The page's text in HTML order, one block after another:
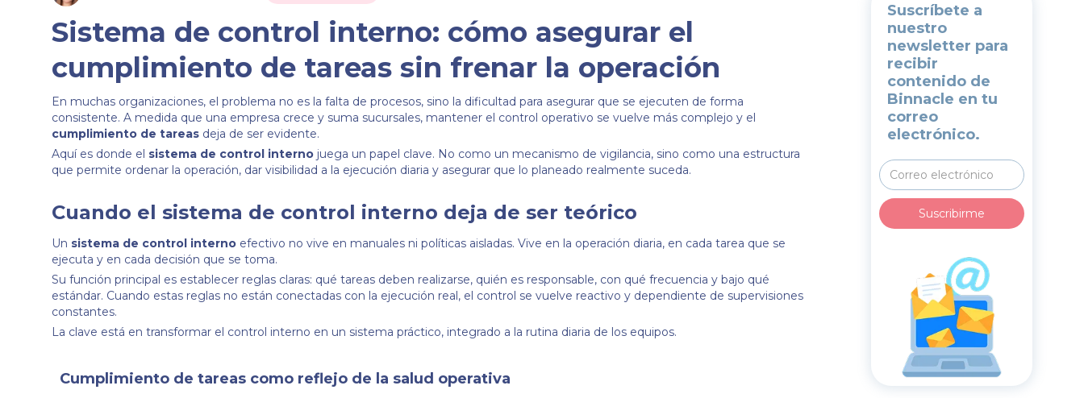
Sistema de control interno: cómo asegurar el
cumplimiento de tareas sin frenar la operación
En muchas organizaciones, el problema no es la falta de procesos, sino la dificultad para asegurar que se ejecuten de forma
consistente. A medida que una empresa crece y suma sucursales, mantener el control operativo se vuelve más complejo y el
cumplimiento de tareas deja de ser evidente.
Aquí es donde el sistema de control interno juega un papel clave. No como un mecanismo de vigilancia, sino como una estructura
que permite ordenar la operación, dar visibilidad a la ejecución diaria y asegurar que lo planeado realmente suceda.
Cuando el sistema de control interno deja de ser teórico
Un sistema de control interno efectivo no vive en manuales ni políticas aisladas. Vive en la operación diaria, en cada tarea que se
ejecuta y en cada decisión que se toma.
Su función principal es establecer reglas claras: qué tareas deben realizarse, quién es responsable, con qué frecuencia y bajo qué
estándar. Cuando estas reglas no están conectadas con la ejecución real, el control se vuelve reactivo y dependiente de supervisiones
constantes.
La clave está en transformar el control interno en un sistema práctico, integrado a la rutina diaria de los equipos.
Cumplimiento de tareas como reflejo de la salud operativa
Suscríbete a
nuestro
newsletter para
recibir
contenido de
Binnacle en tu
correo
electrónico.